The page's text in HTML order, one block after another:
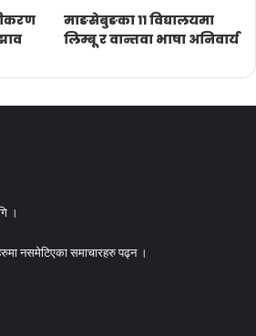
माङसेबुङका ११ विद्यालयमा
लिम्बू र वान्तवा भाषा अनिवार्य
।
नसमेटिएका समाचारहरु पढ्न ।